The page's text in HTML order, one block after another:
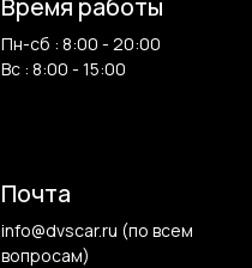
Время работы
Пн-сб : 8:00 - 20:00
Вс : 8:00 - 15:00
Почта
info@dvscar.ru (по всем
вопросам)